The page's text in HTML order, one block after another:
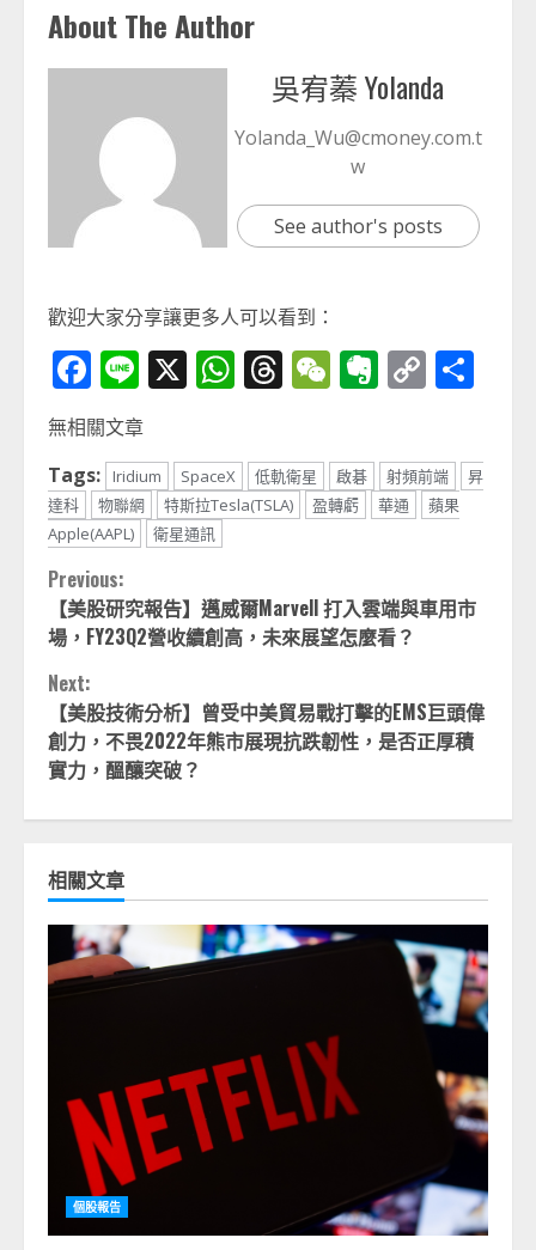
About The Author
吳宥蓁 Yolanda
Yolanda_Wu@cmoney.com.t
w
See author's posts
歡迎大家分享讓更多人可以看到：
Facebook
Line
X WhatsApp
Threads
WeChat
Evernote
Copy
無相關文章
Tags:
Iridium SpaceX 低軌衛星 啟碁 射頻前端
昇
達科
物聯網 特斯拉Tesla(TSLA) 盈轉虧 華通
蘋果
Apple(AAPL)
衛星通訊
Continue
Reading
Previous:
【美股研究報告】邁威爾Marvell 打入雲端與車用市
場，FY23Q2營收續創高，未來展望怎麼看？
Next:
【美股技術分析】曾受中美貿易戰打擊的EMS巨頭偉
創力，不畏2022年熊市展現抗跌韌性，是否正厚積
實力，醞釀突破？
相關文章
個股報告